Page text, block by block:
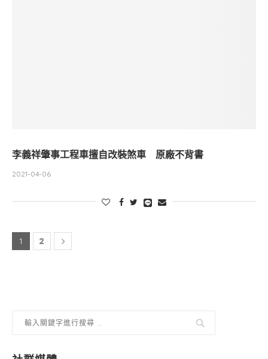
李義祥肇事工程車擅自改裝煞車 原廠不背書
2021-04-06
1 2